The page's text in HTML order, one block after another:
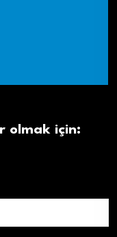
olmak için: